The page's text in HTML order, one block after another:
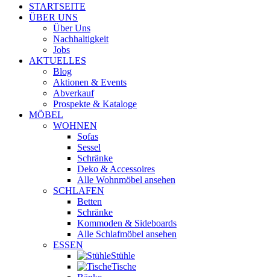
STARTSEITE
ÜBER UNS
Über Uns
Nachhaltigkeit
Jobs
AKTUELLES
Blog
Aktionen & Events
Abverkauf
Prospekte & Kataloge
MÖBEL
WOHNEN
Sofas
Sessel
Schränke
Deko & Accessoires
Alle Wohnmöbel ansehen
SCHLAFEN
Betten
Schränke
Kommoden & Sideboards
Alle Schlafmöbel ansehen
ESSEN
Stühle
Tische